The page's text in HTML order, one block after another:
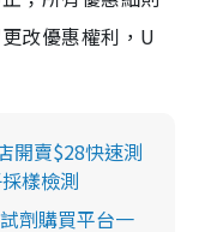
改優惠權利，U
開賣$28快速測
樣檢測
劑購買平台一